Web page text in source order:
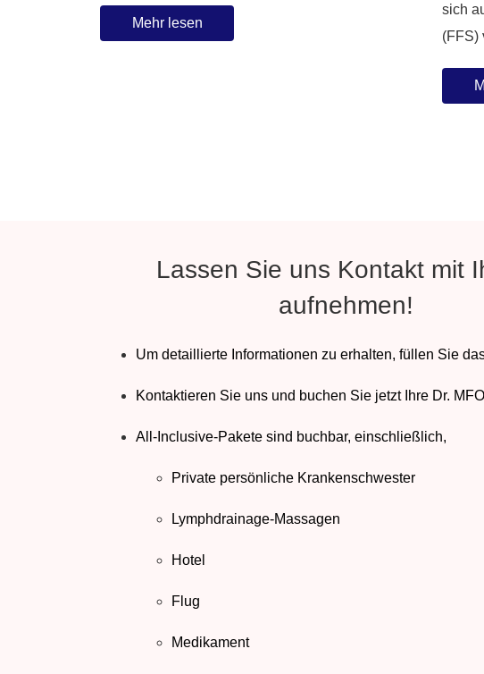
Mehr lesen
sich
(FFS)
Lassen Sie uns Kontakt mit
aufnehmen!
Um detaillierte Informationen zu erhalten, füllen Sie
Kontaktieren Sie uns und buchen Sie jetzt Ihre Dr.
All-Inclusive-Pakete sind buchbar, einschließlich,
Private persönliche Krankenschwester
Lymphdrainage-Massagen
Hotel
Flug
Medikament